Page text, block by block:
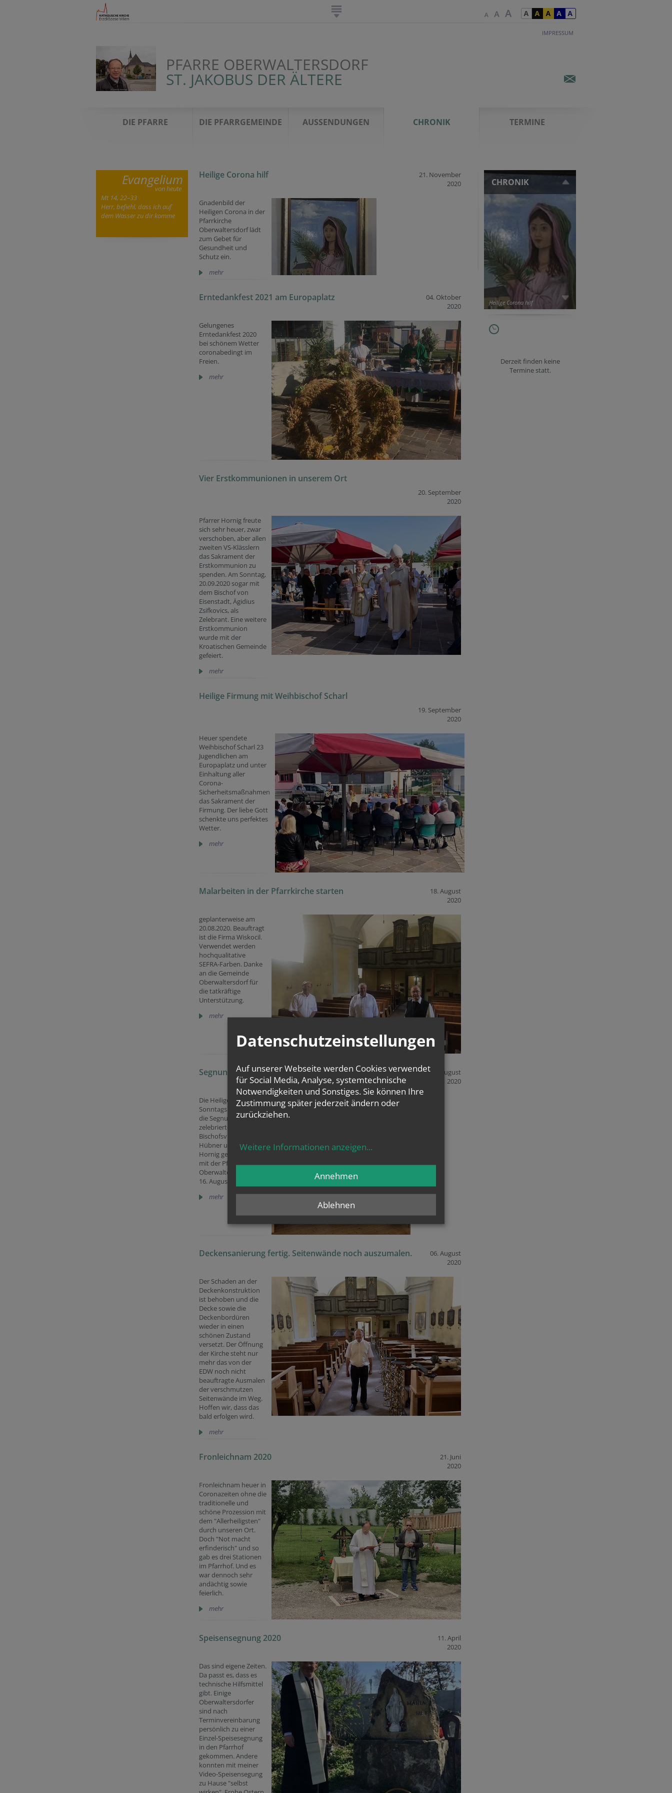
IMPRESSUM
PFARRE OBERWALTERSDORF
ST. JAKOBUS DER ÄLTERE
DIE PFARRE DIE PFARRGEMEINDE AUSSENDUNGEN CHRONIK TERMINE
Evangelium
von heute
Mt 14, 22–33
Herr, befiehl, dass ich auf
dem Wasser zu dir komme
Heilige Corona hilf
21. November
2020
Gnadenbild der
Heiligen Corona in der
Pfarrkirche
Oberwaltersdorf lädt
zum Gebet für
Gesundheit und
Schutz ein.
mehr
Erntedankfest 2021 am Europaplatz
04. Oktober
2020
Gelungenes
Erntedankfest 2020
bei schönem Wetter
coronabedingt im
Freien.
mehr
Vier Erstkommunionen in unserem Ort
20. September
2020
Pfarrer Hornig freute
sich sehr heuer, zwar
verschoben, aber allen
zweiten VS-Klässlern
das Sakrament der
Erstkommunion zu
spenden. Am Sonntag,
20.09.2020 sogar mit
dem Bischof von
Eisenstadt, Ägidius
Zsifkovics, als
Zelebrant. Eine weitere
Erstkommunion
wurde mit der
Kroatischen Gemeinde
gefeiert.
mehr
Heilige Firmung mit Weihbischof Scharl
19. September
2020
Heuer spendete
Weihbischof Scharl 23
Jugendlichen am
Europaplatz und unter
Einhaltung aller
Corona-
Sicherheitsmaßnahmen
das Sakrament der
Firmung. Der liebe Gott
schenkte uns perfektes
Wetter.
mehr
Malarbeiten in der Pfarrkirche starten
18. August
2020
geplanterweise am
20.08.2020. Beauftragt
ist die Firma Wiskocil.
Verwendet werden
hochqualitative
SEFRA-Farben. Danke
an die Gemeinde
Oberwaltersdorf für
die tatkräftige
Unterstützung.
mehr
Segnung "Corona"-Bild durch Bischofsvikar Hübner
16. August
2020
Die Heilige
Sonntagsmesse und
die Segnung des Bildes
zelebrierten
Bischofsvikar Petrus
Hübner und Pfarrer
Hornig gemeinsam
mit der Pfarrgemeinde
Oberwaltersdorf am
16. August 2020.
mehr
Deckensanierung fertig. Seitenwände noch auszumalen.
06. August
2020
Der Schaden an der
Deckenkonstruktion
ist behoben und die
Decke sowie die
Deckenbordüren
wieder in einen
schönen Zustand
versetzt. Der Öffnung
der Kirche steht nur
mehr das von der
EDW noch nicht
beauftragte Ausmalen
der verschmutzen
Seitenwände im Weg.
Hoffen wir, dass das
bald erfolgen wird.
mehr
Fronleichnam 2020
21. Juni
2020
Fronleichnam heuer in
Coronazeiten ohne die
traditionelle und
schöne Prozession mit
dem "Allerheiligsten"
durch unseren Ort.
Doch "Not macht
erfinderisch" und so
gab es drei Stationen
im Pfarrhof. Und es
war dennoch sehr
andächtig sowie
feierlich.
mehr
Speisensegnung 2020
11. April
2020
Das sind eigene Zeiten.
Da passt es, dass es
technische Hilfsmittel
gibt. Einige
Oberwaltersdorfer
sind nach
Terminvereinbarung
persönlich zu einer
Einzel-Speisesegnung
in den Pfarrhof
gekommen. Andere
konnten mit meiner
Video-Speisensegung
zu Hause "selbst
CHRONIK
Heilige Corona hilf
Derzeit finden keine
Termine statt.
Datenschutzeinstellungen
Auf unserer Webseite werden Cookies verwendet
für Social Media, Analyse, systemtechnische
Notwendigkeiten und Sonstiges. Sie können Ihre
Zustimmung später jederzeit ändern oder
zurückziehen.
Weitere Informationen anzeigen...
Ablehnen
Annehmen